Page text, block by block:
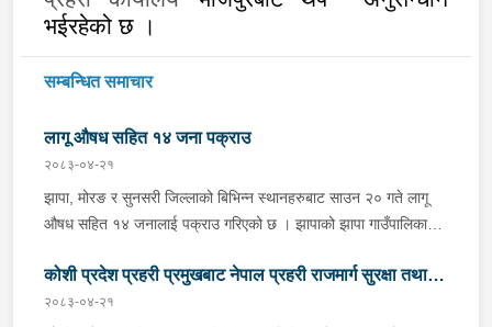
भईरहेको छ ।
सम्बन्धित समाचार
लागू औषध सहित १४ जना पक्राउ
२०८३-०४-२१
झापा, मोरङ र सुनसरी जिल्लाको बिभिन्न स्थानहरुबाट साउन २० गते लागू
औषध सहित १४ जनालाई पक्राउ गरिएको छ । झापाको झापा गाउँपालिका–१
हाल शिवसताक्षी नगरपालिका–९ दुधे बस्ने ३० वर्षीय बिराज भुजेललाई १ ग्राम
६७ मिलिग्राम ब्राउन सुगर सहित, इलाका प्रहरी कार्यालय काँकरभिट्टा र
कोशी प्रदेश प्रहरी प्रमुखबाट नेपाल प्रहरी राजमार्ग सुरक्षा तथा
ट्राफिक व्यवस्थापन कार्यालय इटहरीको निरीक्षण
२०८३-०४-२१